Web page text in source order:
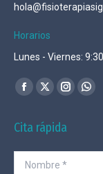
Horarios
Lunes - Viernes:
Encuéntranos en:
Facebook
opens
in
new
X
opens
in
new
opens
in
new
in
Cita rápida
Nombre *